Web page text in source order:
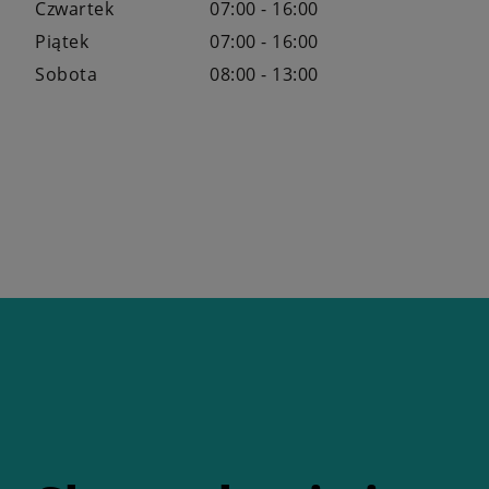
Czwartek
07:00 - 16:00
Piątek
07:00 - 16:00
Sobota
08:00 - 13:00